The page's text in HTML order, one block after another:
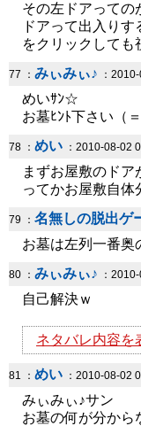
その左ドアっての
ドアって出入り
をクリックしても
77 ： みぃみぃ♪ ：
めいｻﾝ☆
お墓ﾋﾝﾄ下さい（＝
78 ： めい ：2010-08-02
まずお屋敷のドア
ってかお屋敷自体
79 ： 名無しの脱出ゲ
お墓は左列一番奥
80 ： みぃみぃ♪ ：
自己解決ｗ
ネタバレ内容を
81 ： めい ：2010-08-02
みぃみぃ♪サン
お墓の何が分から